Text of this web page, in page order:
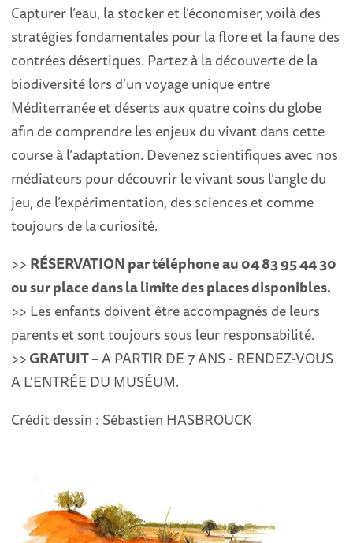
Capturer l’eau, la stocker et l’économiser, voilà des
stratégies fondamentales pour la flore et la faune des
contrées désertiques. Partez à la découverte de la
biodiversité lors d’un voyage unique entre
Méditerranée et déserts aux quatre coins du globe
afin de comprendre les enjeux du vivant dans cette
course à l’adaptation. Devenez scientifiques avec nos
médiateurs pour découvrir le vivant sous l’angle du
jeu, de l’expérimentation, des sciences et comme
toujours de la curiosité.
>> RÉSERVATION par téléphone au 04 83 95 44 30
ou sur place dans la limite des places disponibles.
>> Les enfants doivent être accompagnés de leurs
parents et sont toujours sous leur responsabilité.
>>GRATUIT– A PARTIR DE 7 ANS - RENDEZ-VOUS
A L'ENTRÉE DU MUSÉUM.
Crédit dessin : Sébastien HASBROUCK